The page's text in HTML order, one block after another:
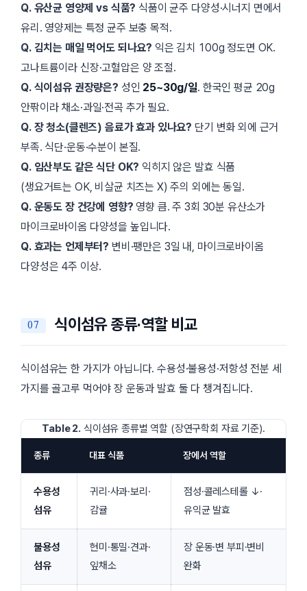
Q. 유산균 영양제 vs 식품? 식품이 균주 다양성·시너지 면에서
유리. 영양제는 특정 균주 보충 목적.
Q. 김치는 매일 먹어도 되나요? 익은 김치 100g 정도면 OK.
고나트륨이라 신장·고혈압은 양 조절.
Q. 식이섬유 권장량은? 성인 25~30g/일. 한국인 평균 20g
안팎이라 채소·과일·전곡 추가 필요.
Q. 장 청소(클렌즈) 음료가 효과 있나요? 단기 변화 외에 근거
부족. 식단·운동·수분이 본질.
Q. 임산부도 같은 식단 OK? 익히지 않은 발효 식품
(생요거트는 OK, 비살균 치즈는 X) 주의 외에는 동일.
Q. 운동도 장 건강에 영향? 영향 큼. 주 3회 30분 유산소가
마이크로바이옴 다양성을 높입니다.
Q. 효과는 언제부터? 변비·팽만은 3일 내, 마이크로바이옴
다양성은 4주 이상.
식이섬유 종류·역할 비교
식이섬유는 한 가지가 아닙니다. 수용성·불용성·저항성 전분 세
가지를 골고루 먹어야 장 운동과 발효 둘 다 챙겨집니다.
종류 대표 식품 장에서 역할
수용성
섬유
귀리·사과·보리·
감귤
점성·콜레스테롤 ↓·
유익균 발효
불용성
섬유
현미·통밀·견과·
잎채소
장 운동·변 부피·변비
완화
Table 2. 식이섬유 종류별 역할 (장연구학회 자료 기준).